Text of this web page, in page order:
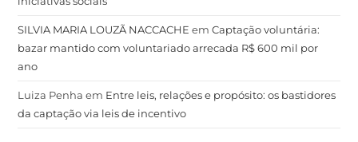
SILVIA MARIA LOUZÃ NACCACHE emCaptação voluntária:
bazar mantido com voluntariado arrecada R$ 600 mil por
ano
Luiza Penha em Entre leis, relações e propósito: os bastidores
da captação via leis de incentivo